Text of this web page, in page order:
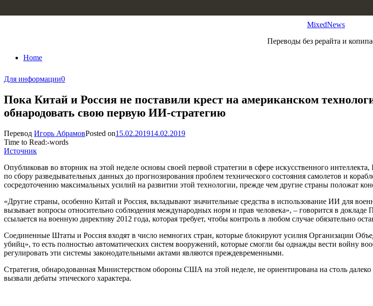
MixedNews
Переводы без рерайта и
Home
Для информации0
Пока Китай и Россия не поставили крест на американском
обнародовать свою первую ИИ-стратегию
Перевод Игорь АбрамовPosted on15.02.201914.02.2019
Time to Read:-words
Источник
Опубликовав во вторник на этой неделе основы своей первой стратегии в сфере искусственного
по сбору разведывательных данных до прогнозирования проблем технического состояния самолетов и
сосредоточению максимальных усилий на развитии этой технологии, прежде чем другие страны положат
«Другие страны, особенно Китай и Россия, вкладывают значительные средства в использование ИИ для
вызывает вопросы относительно соблюдения международных норм и прав человека», – говорится в
ссылается на военную директиву 2012 года, которая требует, чтобы контроль в любом случае обязательно
Соединенные Штаты и Россия входят в число немногих стран, которые блокируют усилия Организации
убийц», то есть полностью автоматических систем вооружений, которые смогли бы однажды вести войну
регулировать эти системы законодательными актами являются преждевременными.
Стратегия, обнародованная Министерством обороны США на этой неделе, не ориентирована на столь
вызвали дебаты этического характера.